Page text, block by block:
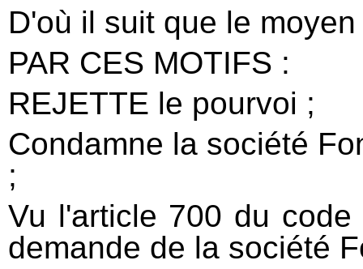
D'où il suit que le
PAR CES MOTIFS :
REJETTE le pourvoi ;
Condamne la société
;
Vu l'article 700 du
demande de la société